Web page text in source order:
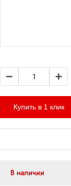
Купить в 1 клик
В наличии